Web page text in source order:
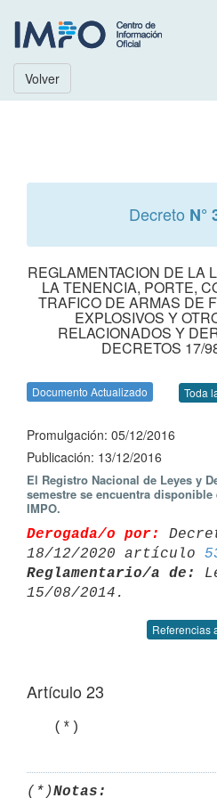
Volver
Decreto N°
REGLAMENTACION DE LA
LA TENENCIA, PORTE,
TRAFICO DE ARMAS DE
EXPLOSIVOS Y
RELACIONADOS Y
DECRETOS 17/
Documento Actualizado Toda
Promulgación: 05/12/2016
Publicación: 13/12/2016
El Registro Nacional de Leyes y
semestre se encuentra disponible
IMPO.
Derogada/o por:
18/12/2020 artículo
Reglamentario/a de:
Referencias
Artículo 23
   (*)
(*)Notas: